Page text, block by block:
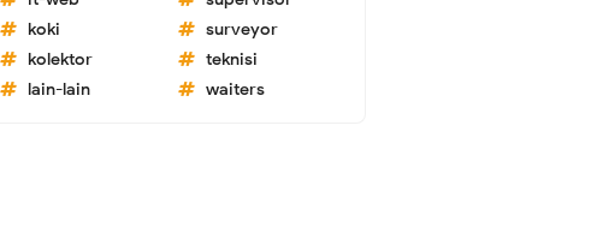
koki
kolektor
lain-lain
surveyor
teknisi
waiters